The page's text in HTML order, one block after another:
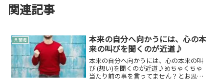
関連記事
言葉綴
本来の自分へ向かうには、心の本
来の叫びを聞くのが近道♪
本来の自分へ向かうには、心の本来の叫
び (想い)を聞くのが近道♪めちゃくちゃ
当たり前の事を言ってません？とお思い